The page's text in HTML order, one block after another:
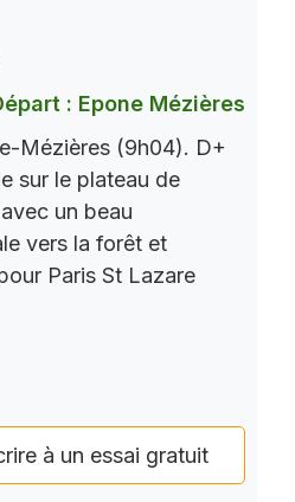
: Epone Mézières
Mézières (9h04). D+
sur le plateau de
un beau
vers la forêt et
Paris St Lazare
à un essai gratuit